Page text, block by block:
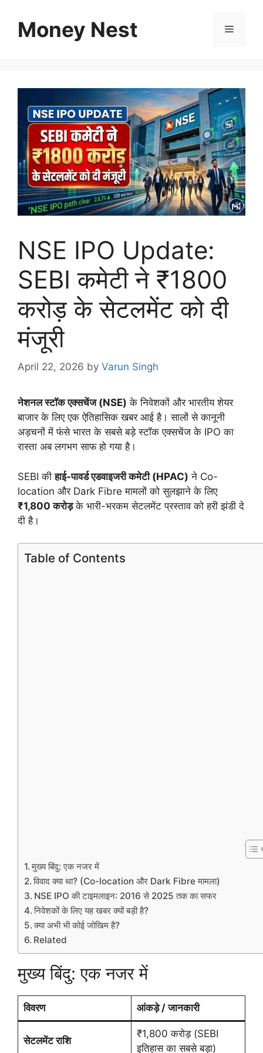
contentMoney Nest Menu
NSE IPO Update:
SEBI कमेटी ने ₹1800
करोड़ के सेटलमेंट को दी
मंजूरी
April 22, 2026 by Varun Singh
नेशनल स्टॉक एक्सचेंज (NSE) के निवेशकों और भारतीय शेयर
बाजार के लिए एक ऐतिहासिक खबर आई है। सालों से कानूनी
अड़चनों में फंसे भारत के सबसे बड़े स्टॉक एक्सचेंज के IPO का
रास्ता अब लगभग साफ हो गया है।
SEBI कीहाई-पावर्ड एडवाइजरी कमेटी (HPAC) ने Co-
location और Dark Fibre मामलों को सुलझाने के लिए
₹1,800 करोड़के भारी-भरकम सेटलमेंट प्रस्ताव को हरी झंडी दे
दी है।
Table of Contents
मुख्य बिंदु: एक नजर में
विवाद क्या था? (Co-location और Dark Fibre मामला)
NSE IPO की टाइमलाइन: 2016 से 2025 तक का सफर
निवेशकों के लिए यह खबर क्यों बड़ी है?
क्या अभी भी कोई जोखिम है?
Related
मुख्य बिंदु: एक नजर में
विवरण आंकड़े / जानकारी
सेटलमेंट राशि
₹1,800 करोड़ (SEBI
इतिहास का सबसे बड़ा)